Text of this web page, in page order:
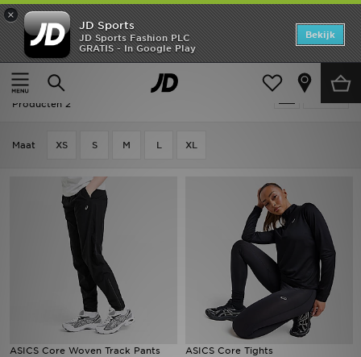
×
JD Sports
JD Sports Fashion PLC
GRATIS - In Google Play
Bekijk
Thuis
Dames Dameskleding Joggingbroeken
ASICS Joggingbroeken - Fitness
Producten 2
Maat XS S M L XL
ASICS Core Woven Track Pants ASICS Core Tights
Home
Offers
New In